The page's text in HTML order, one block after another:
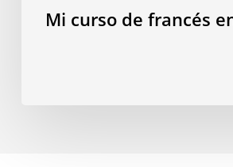
Mi curso de francés